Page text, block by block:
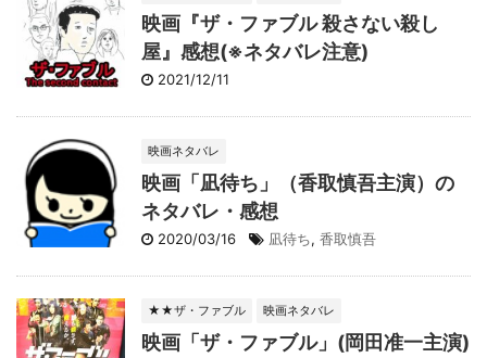
映画『ザ・ファブル 殺さない殺し
屋』感想(※ネタバレ注意)
2021/12/11
映画ネタバレ
映画「凪待ち」（香取慎吾主演）の
ネタバレ・感想
2020/03/16 凪待ち, 香取慎吾
★★ザ・ファブル 映画ネタバレ
映画「ザ・ファブル」(岡田准一主演)